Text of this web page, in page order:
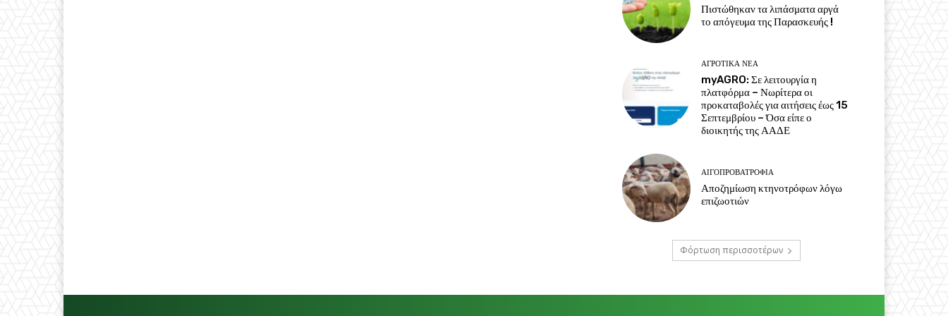
Πιστώθηκαν τα λιπάσματα αργά
το απόγευμα της Παρασκευής !
ΑΓΡΟΤΙΚΆ ΝΈΑ
myAGRO: Σε λειτουργία η
πλατφόρμα – Νωρίτερα οι
προκαταβολές για αιτήσεις έως 15
Σεπτεμβρίου – Όσα είπε ο
διοικητής της ΑΑΔΕ
ΑΙΓΟΠΡΟΒΑΤΡΟΦΊΑ
Αποζημίωση κτηνοτρόφων λόγω
επιζωοτιών
Φόρτωση περισσοτέρων